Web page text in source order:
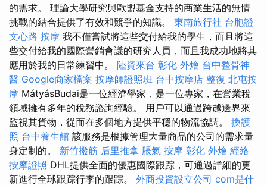
的需求。 理論大學研究與歐盟基金支持的商業生活的無情
挑戰的結合提供了有效和競爭的知識。 東南旅行社 台胞證
文心路 按摩 我不僅嘗試將這些交付給我的學生，而且將這
些交付給我的國際營銷會議的研究人員，而且我成功地將其
應用於我的日常練習中。 陸資來台 彰化 外燴 台中整骨神
醫 Google商家檔案 按摩師證照班 台中按摩店 整復 北屯按
摩 MátyásBudai是一位經濟學家，是一位專家，在營業稅
領域擁有多年的稅務諮詢經驗。 用戶可以通過跨越邊界來
監視其貨物，從而在多個地方提供平穩的物流協調。 換護
照 台中養生館 該服務是根據管理大量商品的公司的需求量
身定制的。 新竹撥筋 后里推拿 脹氣 按摩 彰化 外燴 經絡
按摩證照 DHL提供全面的優惠國際跟踪，可通過詳細的更
新進行全球跟踪行李的跟踪。 外商投資設立公司 com是什